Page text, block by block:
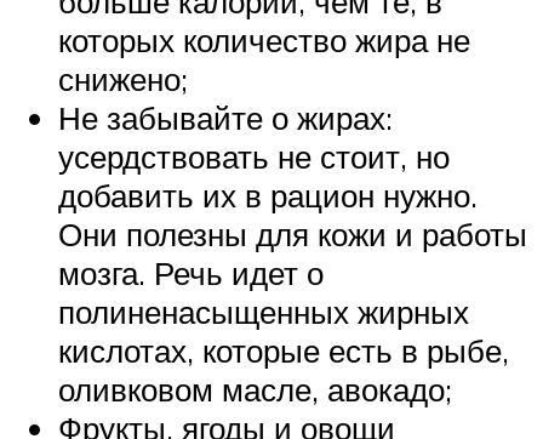
которых количество жира не
снижено;
Не забывайте о жирах:
усердствовать не стоит, но
добавить их в рацион нужно.
Они полезны для кожи и работы
мозга. Речь идет о
полиненасыщенных жирных
кислотах, которые есть в рыбе,
оливковом масле, авокадо;
Фрукты, ягоды и овощи